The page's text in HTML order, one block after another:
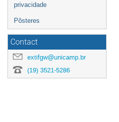
privacidade
Pôsteres
Contact
extifgw@unicamp.br
(19) 3521-5286